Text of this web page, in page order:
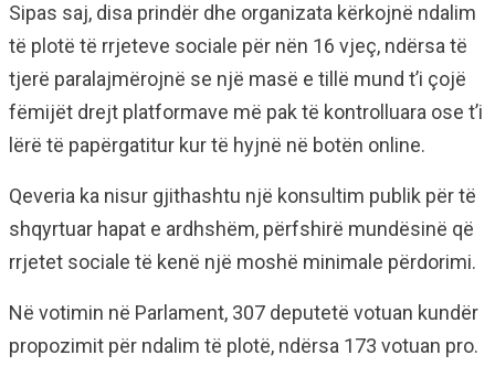
Sipas saj, disa prindër dhe organizata kërkojnë ndalim
të plotë të rrjeteve sociale për nën 16 vjeç, ndërsa të
tjerë paralajmërojnë se një masë e tillë mund t’i çojë
fëmijët drejt platformave më pak të kontrolluara ose t’i
lërë të papërgatitur kur të hyjnë në botën online.
Qeveria ka nisur gjithashtu një konsultim publik për të
shqyrtuar hapat e ardhshëm, përfshirë mundësinë që
rrjetet sociale të kenë një moshë minimale përdorimi.
Në votimin në Parlament, 307 deputetë votuan kundër
propozimit për ndalim të plotë, ndërsa 173 votuan pro.